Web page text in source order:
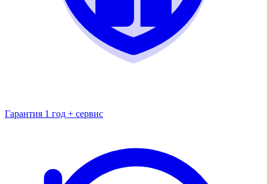
Гарантия 1 год + сервис